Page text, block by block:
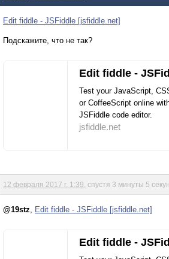
Edit fiddle - JSFiddle [jsfiddle.net]
Подскажите, что не так?
Edit fiddle -
Test your JavaScript,
or CoffeeScript online
JSFiddle code editor.
jsfiddle.net
12 февраля 2017 г. 1:39 , спустя 3 минуты 5
@19stz, Edit fiddle - JSFiddle [jsfiddle.net]
Edit fiddle -